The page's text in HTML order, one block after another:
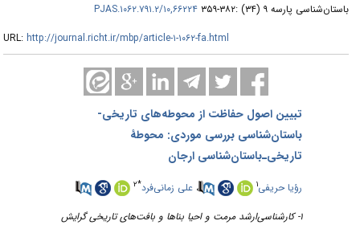
باستان‌شناسی پارسه ۹ (۳۴) :۳۸۲-۳۵۹
۱۰,۶۶۲۲۴/PJAS.۱۰۶۲.۷۹۱.۲
URL:http://journal.richt.ir/mbp/article-۱-۱۰۶۲-fa.html
تبیین اصول حفاظت از محوطه‌های تاریخی‌-‌
باستان‌شناسی بررسی موردی: محوطۀ
تاریخی‌ـ‌باستان‌شناسی ارجان
رؤیا حریفی ،علی زمانی‌فرد *۲
۱- کارشناسی‌ارشد مرمت و احیا بناها و بافت‌های تاریخی گرایش